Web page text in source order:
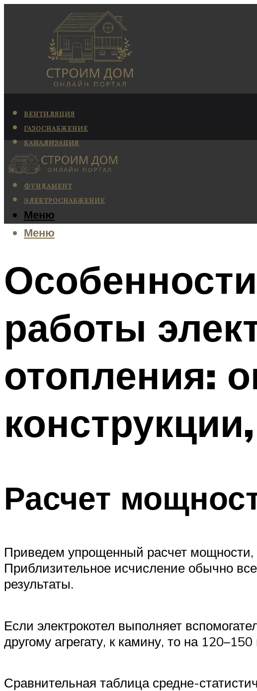
ВЕНТИЛЯЦИЯ
ГАЗОСНАБЖЕНИЕ
КАНАЛИЗАЦИЯ
КОНДИЦИОНИРОВАНИЕ
ОТОПЛЕНИЕ
ФУНДАМЕНТ
ЭЛЕКТРОСНАБЖЕНИЕ
Меню
Меню
работы
отопления:
Расчет
Приведем упрощенный расчет мощности,
Приблизительное исчисление обычно
результаты.
Если электрокотел выполняет
другому агрегату, к камину, то на
Сравнительная таблица средне-